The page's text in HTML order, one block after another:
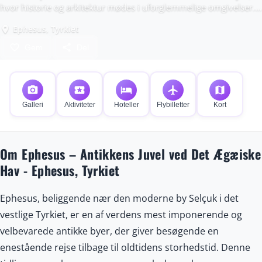
hvor historie og arkitektur mødes i uforglemmelige omgivelser.
place Ephesus, Tyrkiet
photo_camera
Galleri
local_activity
Aktiviteter
hotel
Hoteller
flight
Flybilletter
map
Kort
Om Ephesus – Antikkens Juvel ved Det Ægæiske
Hav - Ephesus, Tyrkiet
Ephesus, beliggende nær den moderne by Selçuk i det
vestlige Tyrkiet, er en af verdens mest imponerende og
velbevarede antikke byer, der giver besøgende en
enestående rejse tilbage til oldtidens storhedstid. Denne